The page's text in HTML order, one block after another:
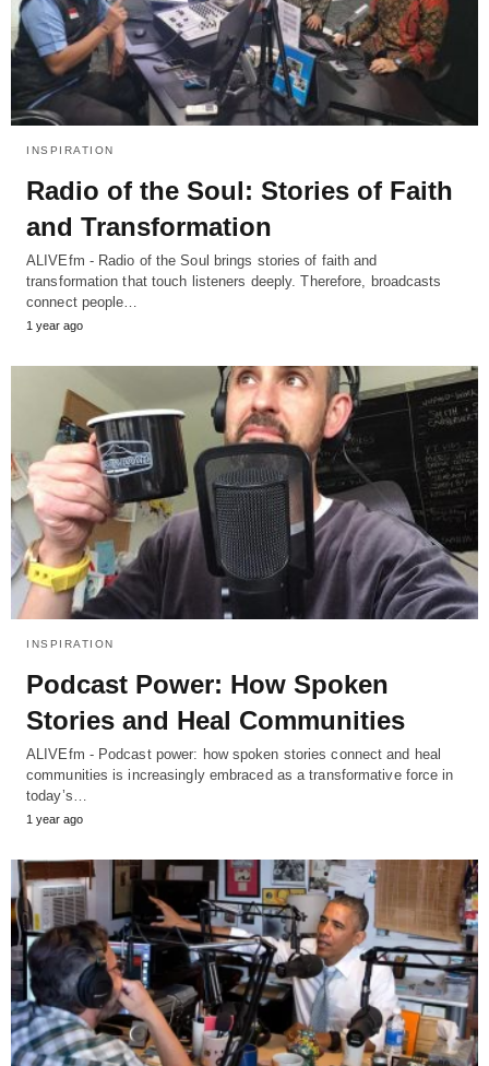
INSPIRATION
Radio of the Soul: Stories of Faith
and Transformation
ALIVEfm - Radio of the Soul brings stories of faith and
transformation that touch listeners deeply. Therefore, broadcasts
connect people…
1 year ago
INSPIRATION
Podcast Power: How Spoken
Stories and Heal Communities
ALIVEfm - Podcast power: how spoken stories connect and heal
communities is increasingly embraced as a transformative force in
today’s…
1 year ago